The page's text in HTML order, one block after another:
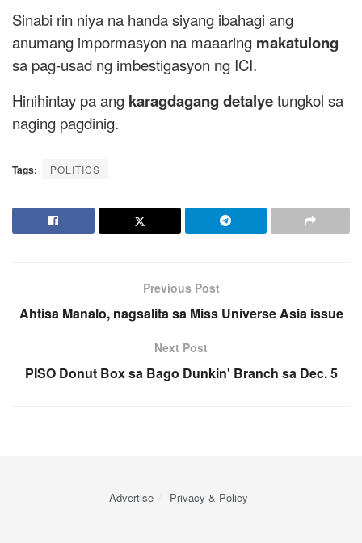
Sinabi rin niya na handa siyang ibahagi ang
anumang impormasyon na maaaring makatulong
sa pag-usad ng imbestigasyon ng ICI.
Hinihintay pa ang karagdagang detalyetungkol sa
naging pagdinig.
Tags: POLITICS
Previous Post
Ahtisa Manalo, nagsalita sa Miss Universe Asia issue
Next Post
PISO Donut Box sa Bago Dunkin' Branch sa Dec. 5
Advertise Privacy & Policy